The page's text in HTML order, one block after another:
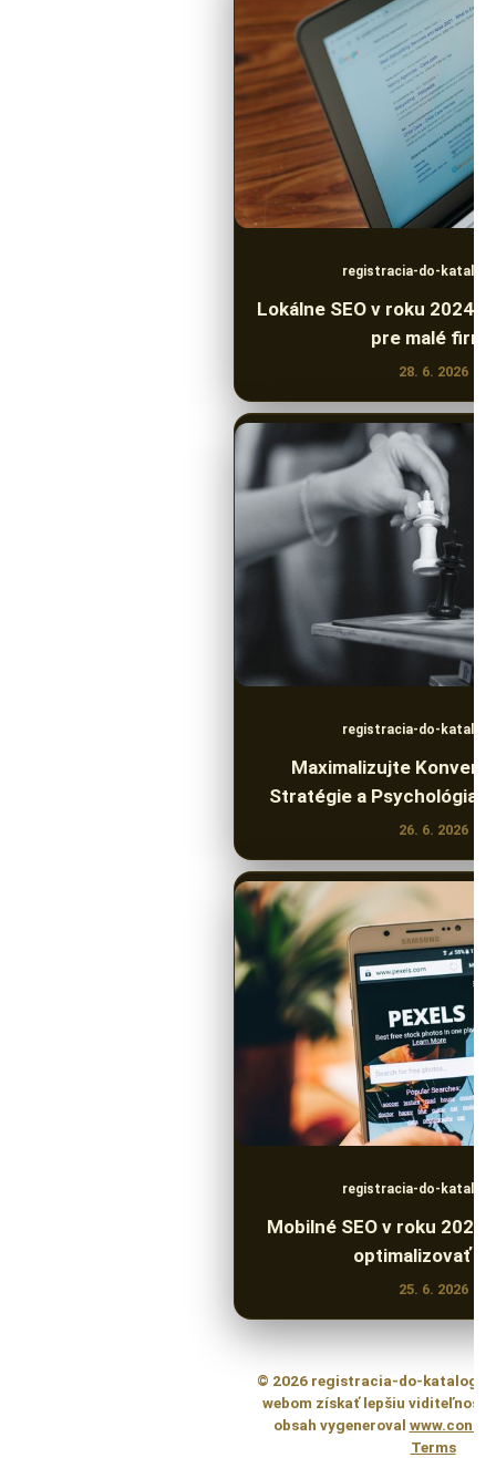
registracia-do-
Lokálne SEO v roku 2024:
pre malé firmy
28. 6. 2026
registracia-do-
Maximalizujte
Stratégie a Psychológia
26. 6. 2026
registracia-do-
Mobilné SEO v roku
optimalizovať
25. 6. 2026
© 2026 registracia-do-
webom získať lepšiu viditeľnosť.
obsah vygeneroval
Terms